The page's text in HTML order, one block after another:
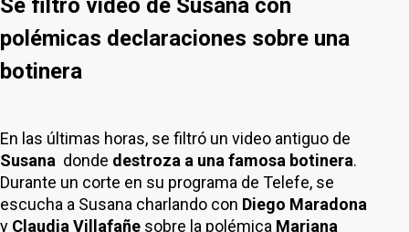
Se filtró video de Susana con
polémicas declaraciones sobre una
botinera
En las últimas horas, se filtró un video antiguo de
Susana donde destroza a una famosa botinera.
Durante un corte en su programa de Telefe, se
escucha a Susana charlando con Diego Maradona
y Claudia Villafañe sobre la polémica Mariana